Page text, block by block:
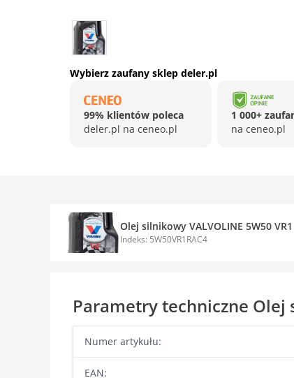
Wybierz zaufany sklep deler.pl
99% klientów poleca
deler.pl na ceneo.pl
1 000+
na ceneo.pl
Olej silnikowy VALVOLINE 5W50 VR1
Indeks: 5W50VR1RAC4
Parametry techniczne Olej
Numer artykułu:
EAN: